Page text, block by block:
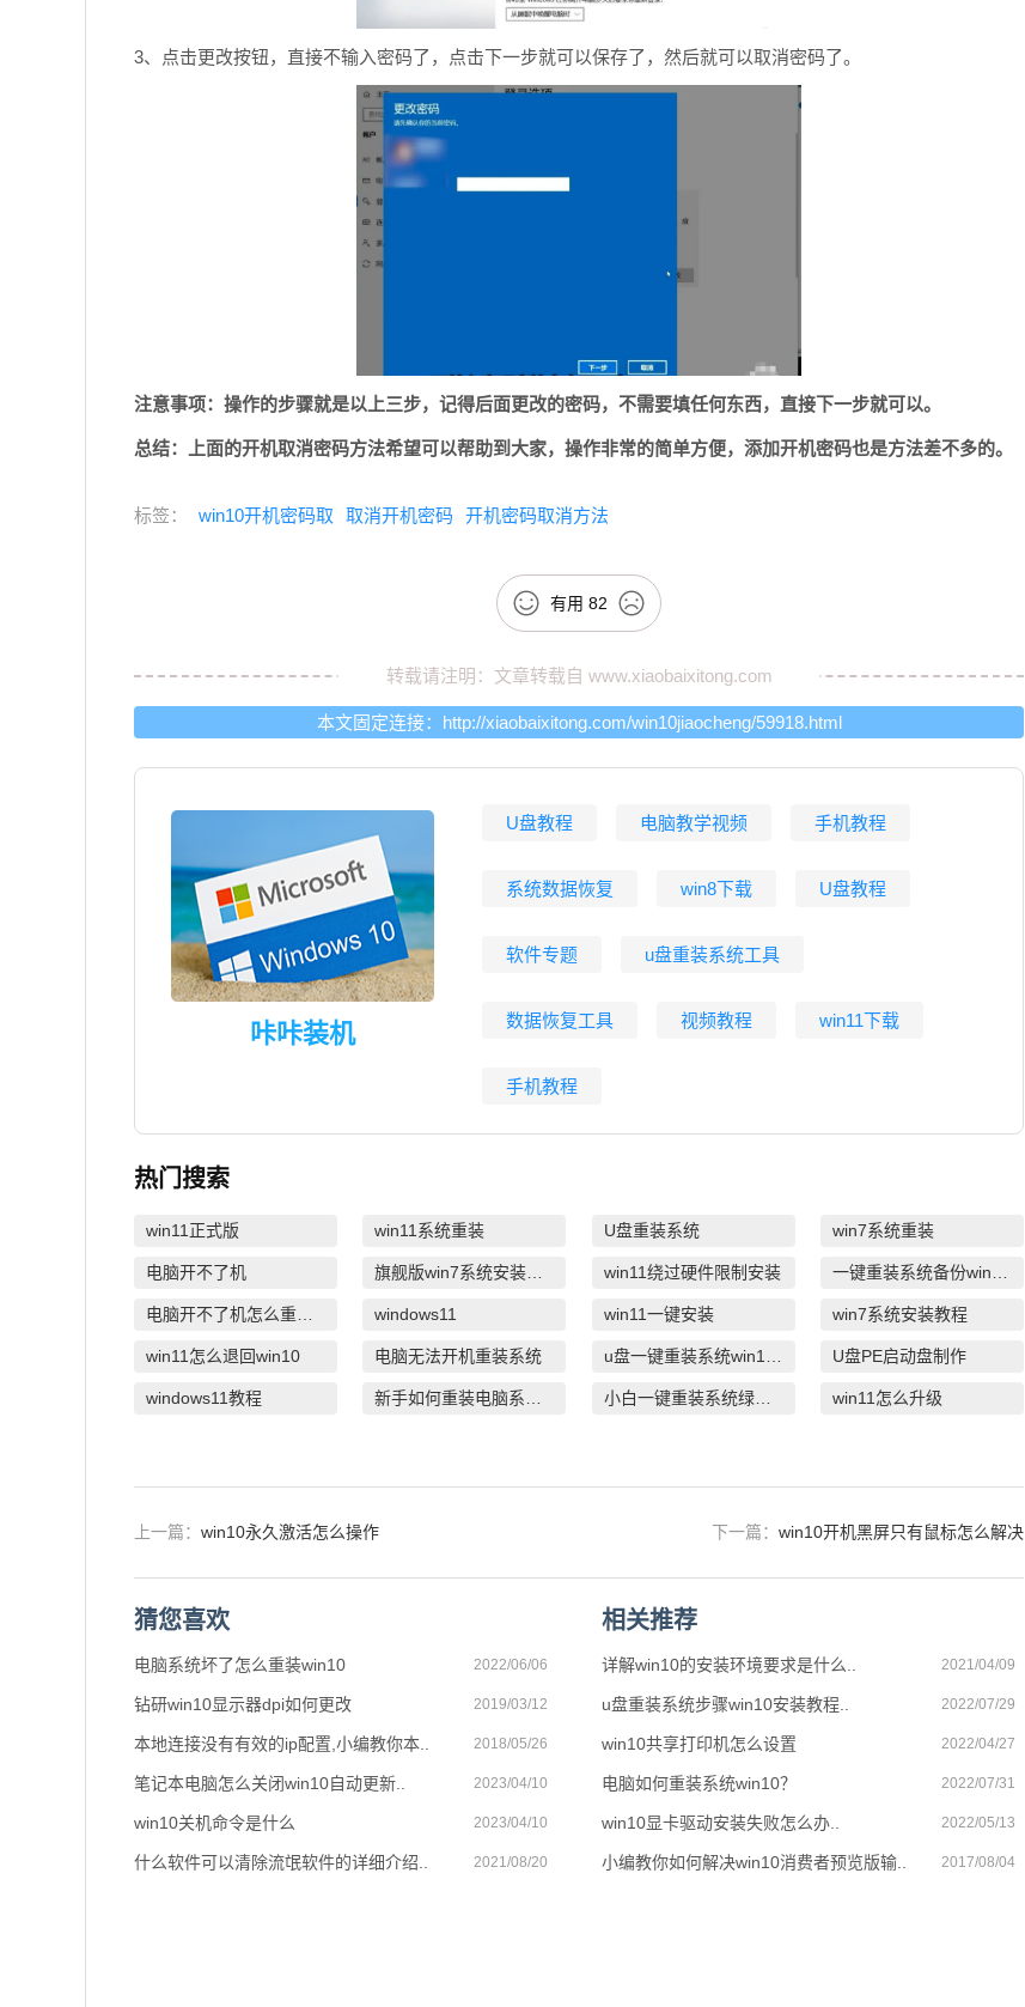
3、点击更改按钮，直接不输入密码了，点击下一步就可以保存了，然后就可以取消密码了。
注意事项：操作的步骤就是以上三步，记得后面更改的密码，不需要填任何东西，直接下一步就可以。
总结：上面的开机取消密码方法希望可以帮助到大家，操作非常的简单方便，添加开机密码也是方法差不多的。
标签： win10开机密码取 取消开机密码 开机密码取消方法
有用 82
转载请注明：文章转载自 www.xiaobaixitong.com
本文固定连接： http://xiaobaixitong.com/win10jiaocheng/59918.html
咔咔装机
U盘教程 电脑教学视频 手机教程
系统数据恢复 win8下载 U盘教程
软件专题 u盘重装系统工具
数据恢复工具 视频教程 win11下载
手机教程
热门搜索
win11正式版 win11系统重装 U盘重装系统 win7系统重装
电脑开不了机 win11绕过硬件限制安装
电脑开不了机怎么重装系统 windows11 win11一键安装 win7系统安装教程
win11怎么退回win10 电脑无法开机重装系统 U盘PE启动盘制作
windows11教程 小白一键重装系统绿色版 win11怎么升级
上一篇： win10永久激活怎么操作 下一篇：win10开机黑屏只有鼠标怎么解决
猜您喜欢
电脑系统坏了怎么重装win10 2022/06/06
钻研win10显示器dpi如何更改 2019/03/12
本地连接没有有效的ip配置,小编教你本.. 2018/05/26
笔记本电脑怎么关闭win10自动更新.. 2023/04/10
win10关机命令是什么 2023/04/10
什么软件可以清除流氓软件的详细介绍.. 2021/08/20
相关推荐
详解win10的安装环境要求是什么.. 2021/04/09
u盘重装系统步骤win10安装教程.. 2022/07/29
win10共享打印机怎么设置 2022/04/27
电脑如何重装系统win10？ 2022/07/31
win10显卡驱动安装失败怎么办.. 2022/05/13
小编教你如何解决win10消费者预览版输.. 2017/08/04